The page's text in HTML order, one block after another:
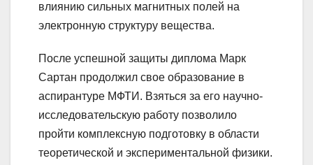
влиянию сильных магнитных полей на
электронную структуру вещества.
После успешной защиты диплома Марк
Сартан продолжил свое образование в
аспирантуре МФТИ. Взяться за его научно-
исследовательскую работу позволило
пройти комплексную подготовку в области
теоретической и экспериментальной физики.